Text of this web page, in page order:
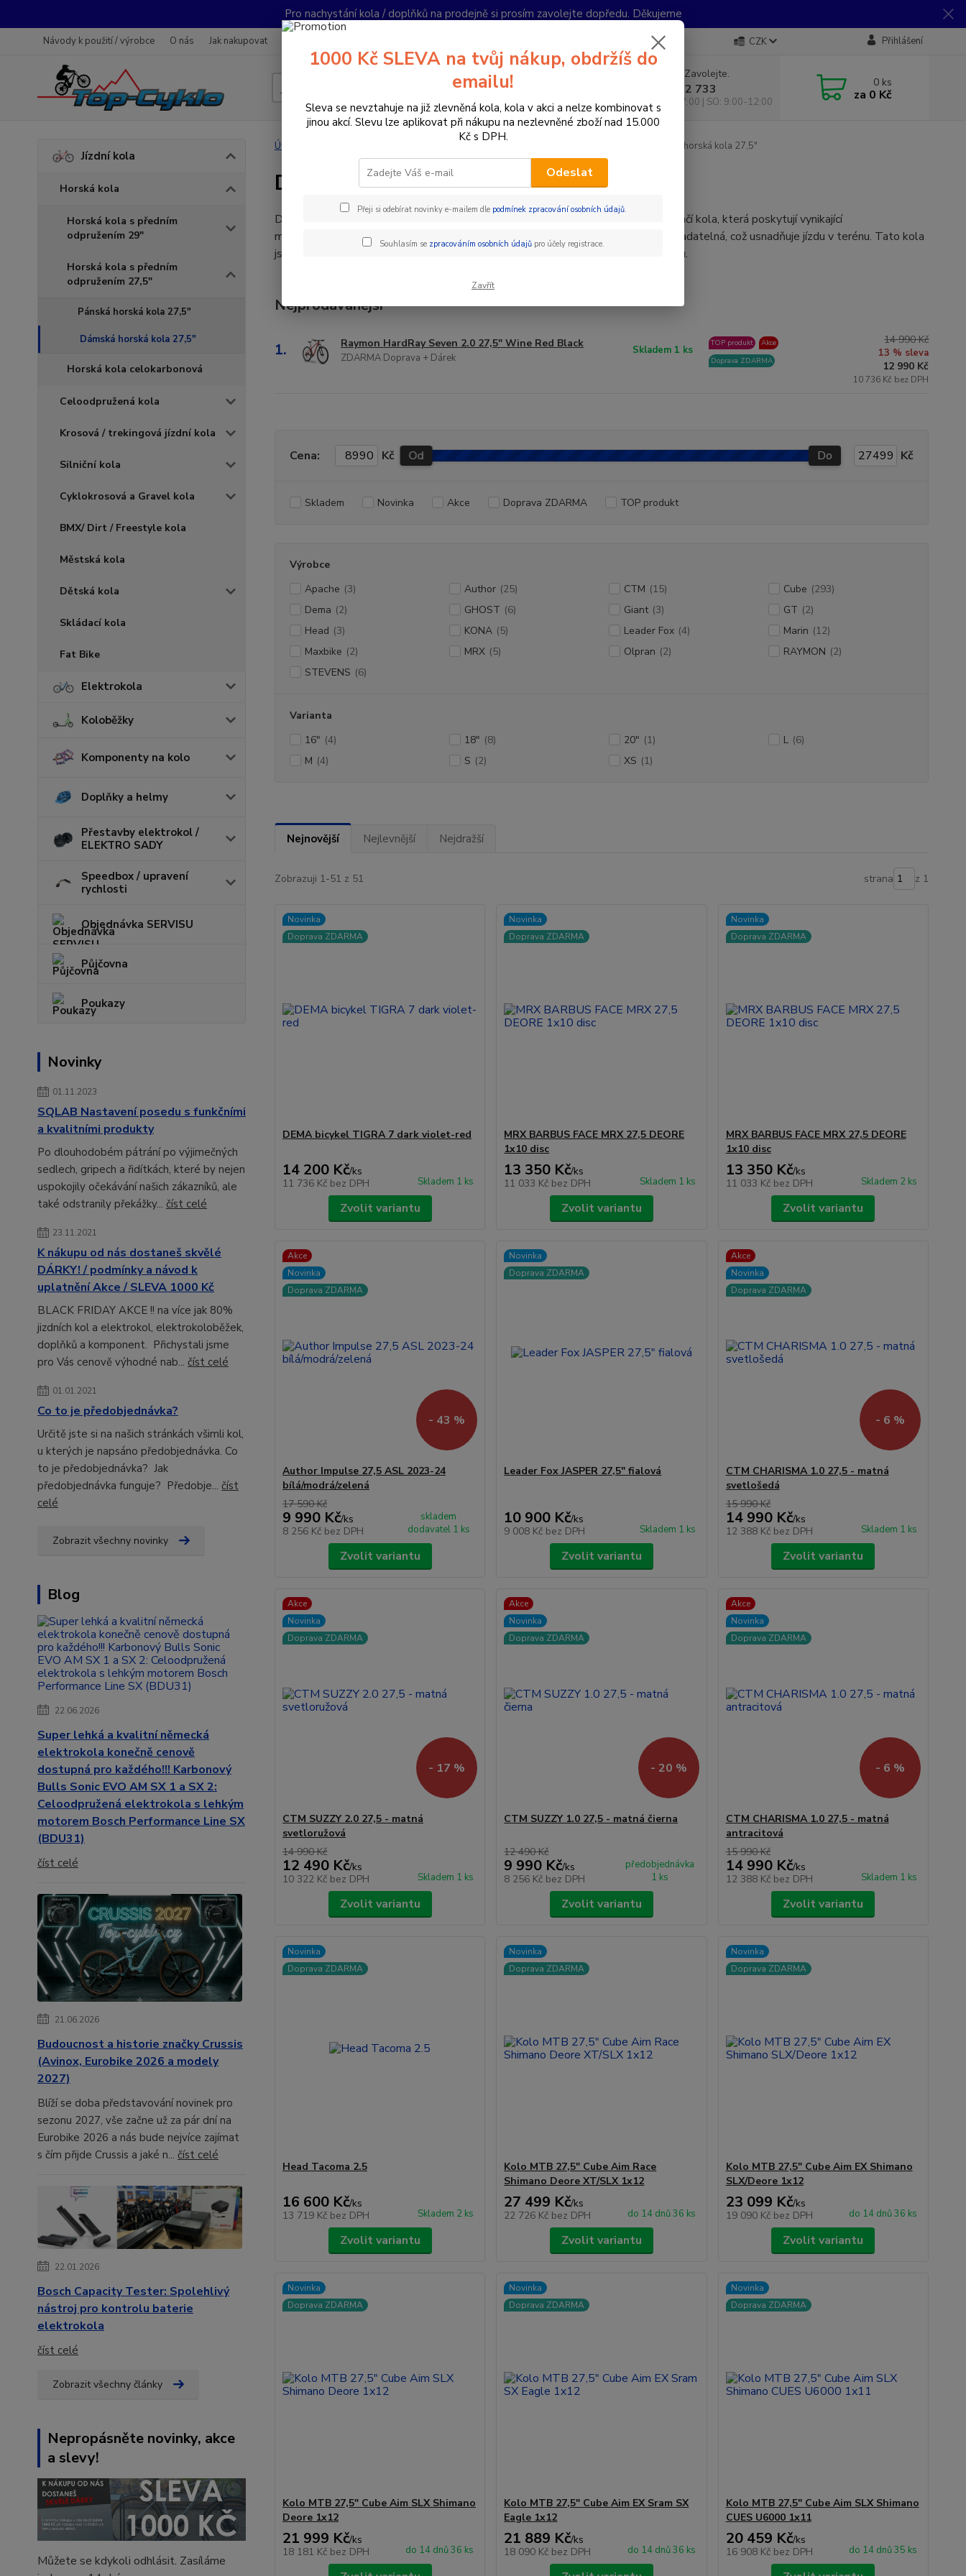
Pro nachystání kola / doplňků na prodejně si prosím zavolejte dopředu. Děkujeme
Návody k použití / výrobce O nás Jak nakupovat CZK Přihlášení
Hledat
Nevíte si rady? Zavolejte.
+420 733 792 733
PO-PÁ 10:00-17:00 | SO: 9:00-12:00
0 ks
za 0 Kč
Jízdní kola
Horská kola
Horská kola s předním
odpružením 29"
Horská kola s předním
odpružením 27,5"
Pánská horská kola 27,5"
Dámská horská kola 27,5"
Horská kola celokarbonová
Celoodpružená kola
Krosová / trekingová jízdní kola
Silniční kola
Cyklokrosová a Gravel kola
BMX/ Dirt / Freestyle kola
Městská kola
Dětská kola
Skládací kola
Fat Bike
Elektrokola
Koloběžky
Komponenty na kolo
Doplňky a helmy
Přestavby elektrokol /
ELEKTRO SADY
Speedbox / upravení
rychlosti
Objednávka SERVISU
Půjčovna
Poukazy
Novinky
01.11.2023
SQLAB Nastavení posedu s funkčními
a kvalitními produkty
Po dlouhodobém pátrání po výjimečných
sedlech, gripech a řidítkách, které by nejen
uspokojily očekávání našich zákazníků, ale
také odstranily překážky... číst celé
23.11.2021
K nákupu od nás dostaneš skvělé
DÁRKY! / podmínky a návod k
uplatnění Akce / SLEVA 1000 Kč
BLACK FRIDAY AKCE !! na více jak 80%
jizdních kol a elektrokol, elektrokoloběžek,
doplňků a komponent. Přichystali jsme
pro Vás cenově výhodné nab... číst celé
01.01.2021
Co to je předobjednávka?
Určitě jste si na našich stránkách všimli kol,
u kterých je napsáno předobjednávka. Co
to je předobjednávka? Jak
předobjednávka funguje? Předobje... číst
celé
Zobrazit všechny novinky
Blog
22.06.2026
Super lehká a kvalitní německá
elektrokola konečně cenově
dostupná pro každého!!! Karbonový
Bulls Sonic EVO AM SX 1 a SX 2:
Celoodpružená elektrokola s lehkým
motorem Bosch Performance Line SX
(BDU31)
číst celé
21.06.2026
Budoucnost a historie značky Crussis
(Avinox, Eurobike 2026 a modely
2027)
Blíží se doba představování novinek pro
sezonu 2027, vše začne už za pár dní na
Eurobike 2026 a nás bude nejvíce zajímat
s čím přijde Crussis a jaké n... číst celé
22.01.2026
Bosch Capacity Tester: Spolehlivý
nástroj pro kontrolu baterie
elektrokola
číst celé
Zobrazit všechny články
Nepropásněte novinky, akce
a slevy!
Můžete se kdykoli odhlásit. Zasíláme
Úvod Dámská horská kola 27,5"
Dámská horská kola 27,5"
Dámská 27,5
kola jsou ideální pro cyklistky, které preferují menší, obratnější a lehčí kola, která poskytují vynikající
manévrovatelnost a pohodlí při jízdě. Díky menšímu průměru kol jsou snadněji ovladatelná, což usnadňuje jízdu v terénu. Tato kola
jsou také pohodlnější pro nižší postavy, protože poskytují lepší kontrolu a stabilitu.
Nejprodávanější
1. Raymon HardRay Seven 2.0 27,5" Wine Red Black
ZDARMA Doprava + Dárek
Skladem 1 ks
TOP produkt
Akce
Doprava ZDARMA
14 990 Kč
13 % sleva
12 990 Kč
10 736 Kč bez DPH
Cena: Kč Od Do Kč
Skladem Novinka Akce Doprava ZDARMA TOP produkt
Výrobce
Apache (3) Author (25) CTM (15) Cube (293)
Dema (2) GHOST (6) Giant (3) GT (2)
Head (3) KONA (5) Leader Fox (4) Marin (12)
Maxbike (2) MRX (5) Olpran (2) RAYMON (2)
STEVENS (6)
Varianta
16" (4) 18" (8) 20" (1) L (6)
M (4) S (2) XS (1)
Nejnovější Nejlevnější Nejdražší
Zobrazuji 1-51 z 51 strana z 1
Novinka
Doprava ZDARMA
DEMA bicykel TIGRA 7 dark violet-red
14 200 Kč/ks
11 736 Kč bez DPH Skladem 1 ks
Zvolit variantu
Novinka
Doprava ZDARMA
MRX BARBUS FACE MRX 27,5 DEORE
1x10 disc
13 350 Kč/ks
11 033 Kč bez DPH Skladem 1 ks
Zvolit variantu
Novinka
Doprava ZDARMA
MRX BARBUS FACE MRX 27,5 DEORE
1x10 disc
13 350 Kč/ks
11 033 Kč bez DPH Skladem 2 ks
Zvolit variantu
Akce
Novinka
Doprava ZDARMA
- 43 %
Author Impulse 27,5 ASL 2023-24
bílá/modrá/zelená
17 590 Kč
9 990 Kč/ks
8 256 Kč bez DPH
skladem
dodavatel 1 ks
Zvolit variantu
Novinka
Doprava ZDARMA
Leader Fox JASPER 27,5" fialová
10 900 Kč/ks
9 008 Kč bez DPH Skladem 1 ks
Zvolit variantu
Akce
Novinka
Doprava ZDARMA
- 6 %
CTM CHARISMA 1.0 27,5 - matná
svetlošedá
15 990 Kč
14 990 Kč/ks
12 388 Kč bez DPH Skladem 1 ks
Zvolit variantu
Akce
Novinka
Doprava ZDARMA
- 17 %
CTM SUZZY 2.0 27,5 - matná
svetloružová
14 990 Kč
12 490 Kč/ks
10 322 Kč bez DPH Skladem 1 ks
Zvolit variantu
Akce
Novinka
Doprava ZDARMA
- 20 %
CTM SUZZY 1.0 27,5 - matná čierna
12 490 Kč
9 990 Kč/ks
8 256 Kč bez DPH
předobjednávka
1 ks
Zvolit variantu
Akce
Novinka
Doprava ZDARMA
- 6 %
CTM CHARISMA 1.0 27,5 - matná
antracitová
15 990 Kč
14 990 Kč/ks
12 388 Kč bez DPH Skladem 1 ks
Zvolit variantu
Novinka
Doprava ZDARMA
Head Tacoma 2.5
16 600 Kč/ks
13 719 Kč bez DPH Skladem 2 ks
Zvolit variantu
Novinka
Doprava ZDARMA
Kolo MTB 27,5" Cube Aim Race
Shimano Deore XT/SLX 1x12
27 499 Kč/ks
22 726 Kč bez DPH do 14 dnů 36 ks
Zvolit variantu
Novinka
Doprava ZDARMA
Kolo MTB 27,5" Cube Aim EX Shimano
SLX/Deore 1x12
23 099 Kč/ks
19 090 Kč bez DPH do 14 dnů 36 ks
Zvolit variantu
Novinka
Doprava ZDARMA
Kolo MTB 27,5" Cube Aim SLX Shimano
Deore 1x12
21 999 Kč/ks
18 181 Kč bez DPH do 14 dnů 36 ks
Novinka
Doprava ZDARMA
Kolo MTB 27,5" Cube Aim EX Sram SX
Eagle 1x12
21 889 Kč/ks
18 090 Kč bez DPH do 14 dnů 36 ks
Novinka
Doprava ZDARMA
Kolo MTB 27,5" Cube Aim SLX Shimano
CUES U6000 1x11
20 459 Kč/ks
16 908 Kč bez DPH do 14 dnů 35 ks
1000 Kč SLEVA na tvůj nákup, obdržíš do
emailu!
Sleva se nevztahuje na již zlevněná kola, kola v akci a nelze kombinovat s
jinou akcí. Slevu lze aplikovat při nákupu na nezlevněné zboží nad 15.000
Kč s DPH.
Odeslat
Přeji si odebírat novinky e-mailem dle podmínek zpracování osobních údajů.
Souhlasím se zpracováním osobních údajůpro účely registrace.
Zavřít